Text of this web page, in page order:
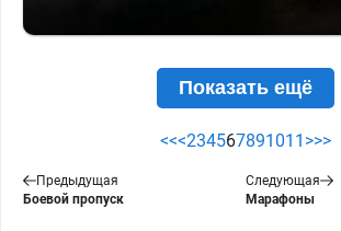
Показать ещё
<<<234567891011 >>>
Предыдущая
Боевой пропуск
Следующая
Марафоны